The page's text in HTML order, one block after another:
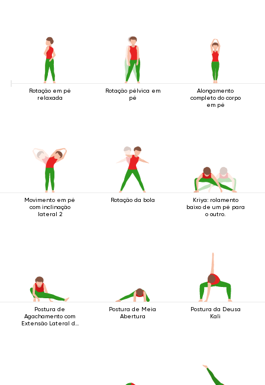
Rotação em pé
relaxada
Rotação pélvica em
pé
Alongamento
completo do corpo
em pé
Movimento em pé
com inclinação
lateral 2
Rotação da bola
Kriya: rolamento
baixo de um pé para
o outro.
Postura de
Agachamento com
Extensão Lateral da
Postura de Meia
Abertura
Postura da Deusa
Kali